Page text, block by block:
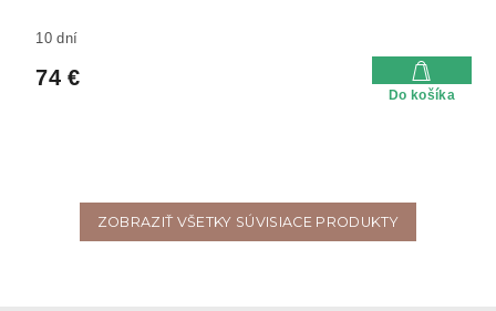
10 dní
74 €
Do košíka
ZOBRAZIŤ VŠETKY SÚVISIACE PRODUKTY